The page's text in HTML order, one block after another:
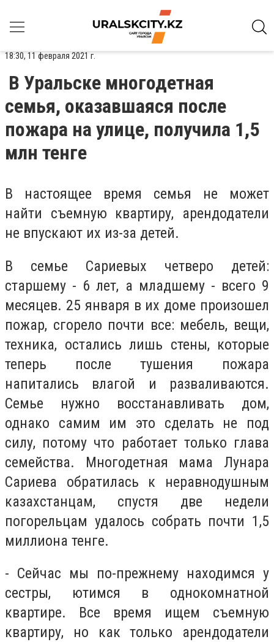
18:30, 11 февраля 2021 г.
В Уральске многодетная
семья, оказавшаяся после
пожара на улице, получила 1,5
млн тенге
В настоящее время семья не может
найти съемную квартиру, арендодатели
не впускают их из-за детей.
В семье Сариевых четверо детей:
старшему - 6 лет, а младшему - всего 9
месяцев. 25 января в их доме произошел
пожар, сгорело почти все: мебель, вещи,
техника, остались лишь стены, которые
теперь после тушения пожара
напитались влагой и разваливаются.
Семье нужно восстанавливать дом,
однако самим им это сделать не под
силу, потому что работает только глава
семейства. Многодетная мама Лунара
Сариева обратилась к неравнодушным
казахстанцам, спустя две недели
погорельцам удалось собрать почти 1,5
миллиона тенге.
- Сейчас мы по-прежнему находимся у
сестры, ютимся в однокомнатной
квартире. Все время ищем съемную
квартиру, но как только арендодатели